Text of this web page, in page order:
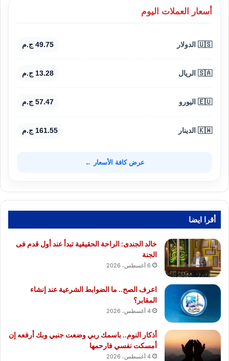
أسعار العملات اليوم
🇺🇸 الدولار 49.75 ج.م
🇸🇦 الريال 13.28 ج.م
🇪🇺 اليورو 57.47 ج.م
🇰🇼 الدينار 161.55 ج.م
عرض كافة الأسعار ←
أقرا ايضا
خالد الجندى: الراحة الحقيقية تبدأ عند أول قدم فى
الجنة
6 أغسطس، 2026
اعرف الصح.. ما الضوابط الشرعية عند إنشاء
المقابر؟
4 أغسطس، 2026
أذكار النوم.. باسمك ربي وضعت جنبي وبك أرفعه إن
أمسكت نفسي فارحمها
4 أغسطس، 2026